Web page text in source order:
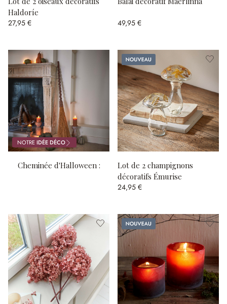
Haldoríe
27,95 €
49,95 €
NOTREIDÉE DÉCO
Cheminée d'Halloween :
Nouveau
Lot de 2 champignons
décoratifs Émurise
24,95 €
Nouveau